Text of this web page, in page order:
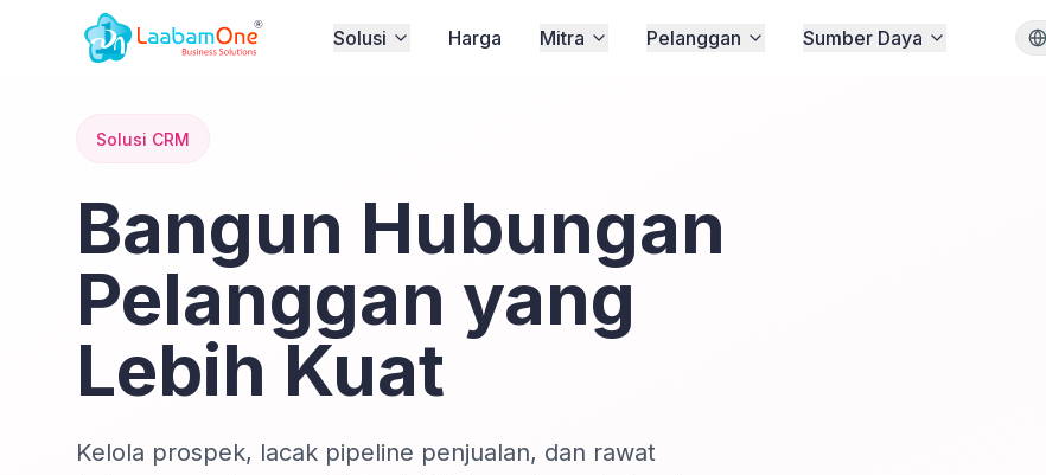
Solusi Harga Mitra Pelanggan Sumber Daya
Solusi CRM
Bangun Hubungan
Pelanggan yang
Lebih Kuat
Kelola prospek, lacak pipeline penjualan, dan rawat